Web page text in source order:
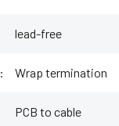
lead-free
: Wrap termination
PCB to cable